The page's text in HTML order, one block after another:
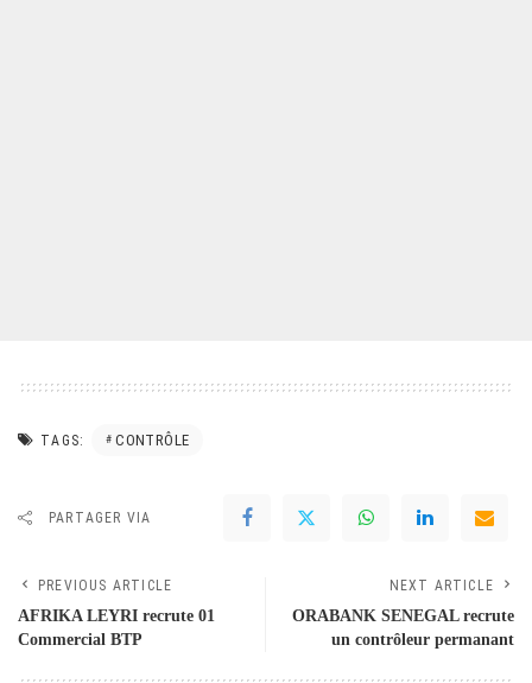
TAGS: CONTRÔLE
PARTAGER VIA
PREVIOUS ARTICLE
AFRIKA LEYRI recrute 01
Commercial BTP
NEXT ARTICLE
ORABANK SENEGAL recrute
un contrôleur permanant